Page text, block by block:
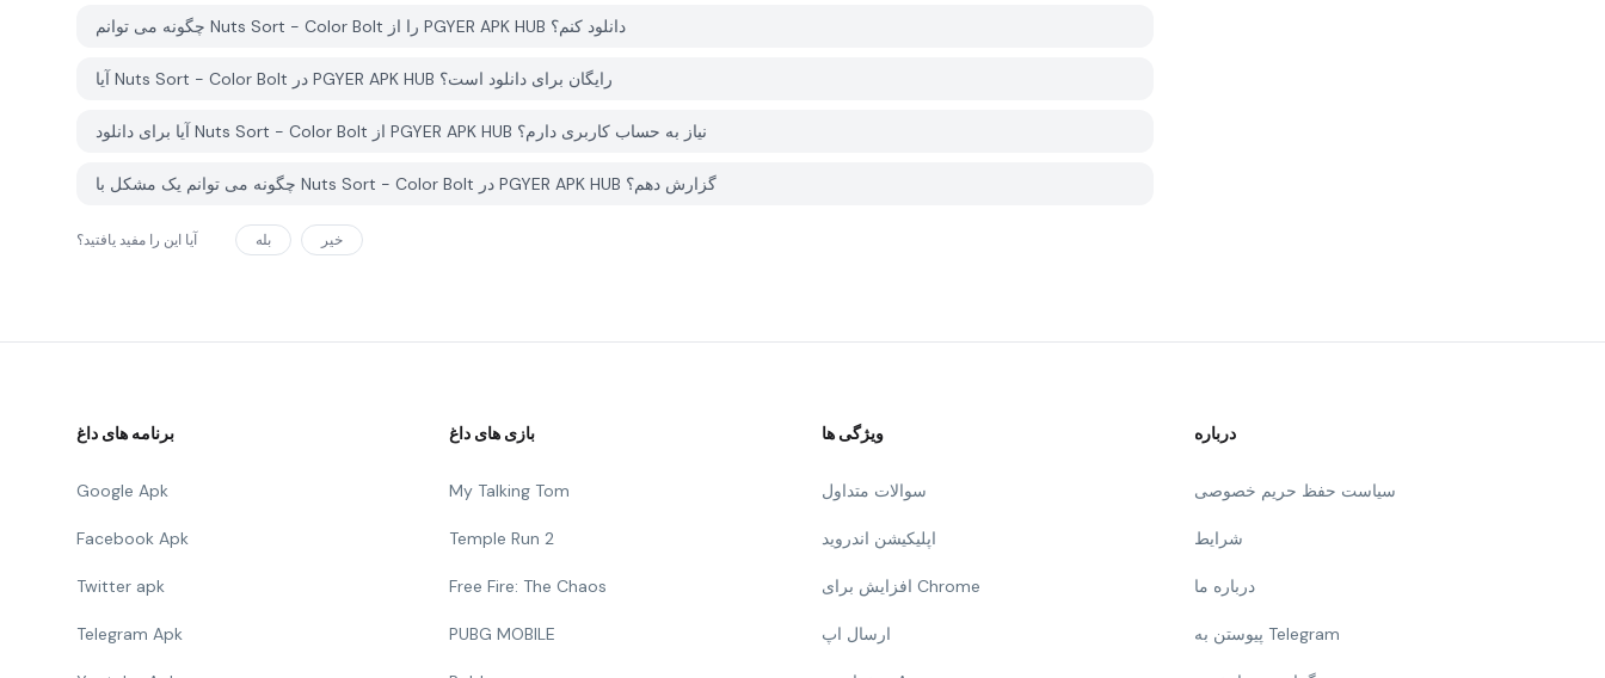
چگونه می توانم Nuts Sort - Color Bolt را از PGYER APK HUB دانلود کنم؟
آیا Nuts Sort - Color Bolt در PGYER APK HUB رایگان برای دانلود است؟
آیا برای دانلود Nuts Sort - Color Bolt از PGYER APK HUB نیاز به حساب کاربری دارم؟
چگونه می توانم یک مشکل با Nuts Sort - Color Bolt در PGYER APK HUB گزارش دهم؟
آیا این را مفید یافتید؟ بله خیر
برنامه های داغ
Google Apk
Facebook Apk
Twitter apk
Telegram Apk
بازی های داغ
My Talking Tom
Temple Run 2
Free Fire: The Chaos
PUBG MOBILE
ویژگی ها
سوالات متداول
اپلیکیشن اندروید
افزایش برای Chrome
ارسال اپ
درباره
سیاست حفظ حریم خصوصی
شرایط
درباره ما
پیوستن به Telegram